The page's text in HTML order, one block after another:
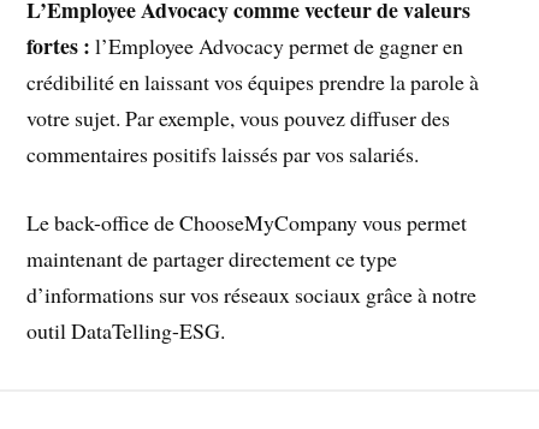
L’Employee Advocacy comme vecteur de valeurs
fortes :l’Employee Advocacy permet de gagner en
crédibilité en laissant vos équipes prendre la parole à
votre sujet. Par exemple, vous pouvez diffuser des
commentaires positifs laissés par vos salariés.
Le back-office de ChooseMyCompany vous permet
maintenant de partager directement ce type
d’informations sur vos réseaux sociaux grâce à notre
outil DataTelling-ESG.